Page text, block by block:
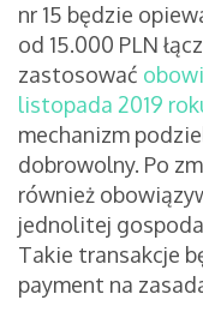
nr 15 będzie
od 15.000 PLN
zastosować
listopada 2019
mechanizm
dobrowolny. Po
również
jednolitej
Takie transakcje
payment na